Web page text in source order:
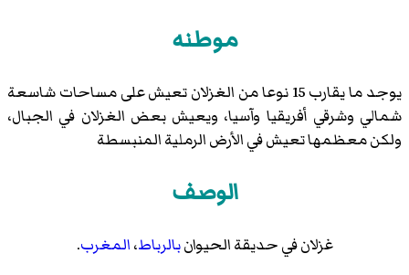
موطنه
يوجد ما يقارب 15 نوعا من الغزلان تعيش على مساحات شاسعة
شمالي وشرقي أفريقيا وآسيا، ويعيش بعض الغزلان في الجبال،
ولكن معظمها تعيش في الأرض الرملية المنبسطة
الوصف
غزلان في حديقة الحيوانبالرباط،المغرب.